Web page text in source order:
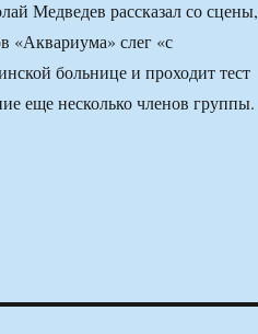
Медведев рассказал со сцены,
«Аквариума» слег «с
больнице и проходит тест
еще несколько членов группы.